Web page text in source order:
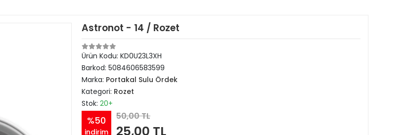
Astronot - 14 / Rozet
Ürün Kodu: KD0U23L3XH
Barkod: 5084606583599
Marka: Portakal Sulu Ördek
Kategori: Rozet
Stok: 20+
%50
indirim
50,00 TL
25,00 TL